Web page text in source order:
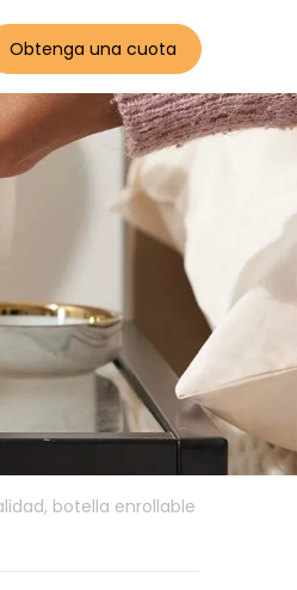
Obtenga una cuota
gratis
botella enrollable